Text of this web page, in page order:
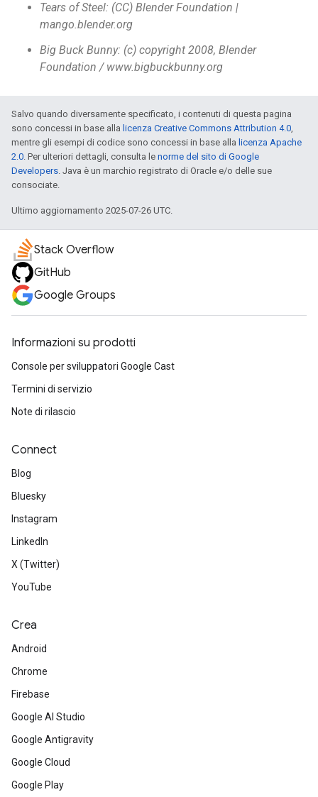
Tears of Steel: (CC) Blender Foundation |
mango.blender.org
Big Buck Bunny: (c) copyright 2008, Blender
Foundation / www.bigbuckbunny.org
Salvo quando diversamente specificato, i contenuti di questa pagina
sono concessi in base alla licenza Creative Commons Attribution 4.0,
mentre gli esempi di codice sono concessi in base alla licenza Apache
2.0. Per ulteriori dettagli, consulta le norme del sito di Google
Developers. Java è un marchio registrato di Oracle e/o delle sue
consociate.
Ultimo aggiornamento 2025-07-26 UTC.
Stack Overflow
GitHub
Google Groups
Informazioni su prodotti
Console per sviluppatori Google Cast
Termini di servizio
Note di rilascio
Connect
Blog
Bluesky
Instagram
LinkedIn
X (Twitter)
YouTube
Crea
Android
Chrome
Firebase
Google AI Studio
Google Antigravity
Google Cloud
Google Play